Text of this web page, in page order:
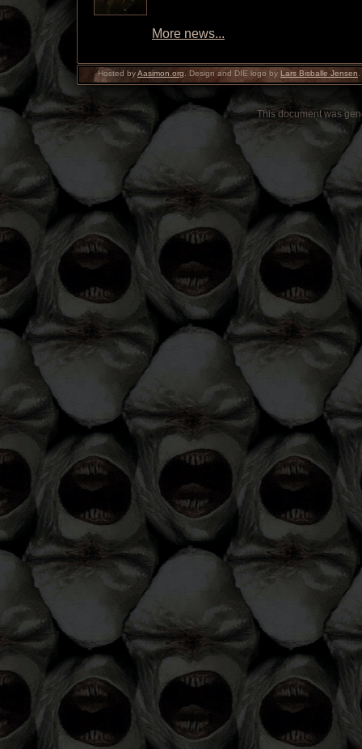
More news...
Hosted byAasimon.org . Design and DIE logo by Lars Bisballe Jensen
This document was